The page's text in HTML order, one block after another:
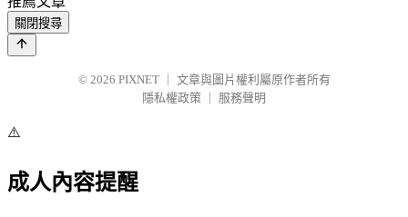
關閉搜尋
© 2026 PIXNET
文章與圖片權利屬原作者所有
隱私權政策
服務聲明
⚠️
成人內容提醒